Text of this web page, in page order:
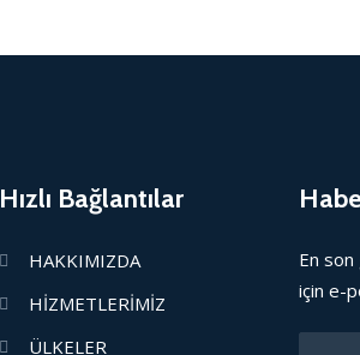
Hızlı Bağlantılar
HAKKIMIZDA
HİZMETLERİMİZ
ÜLKELER
En
için e-